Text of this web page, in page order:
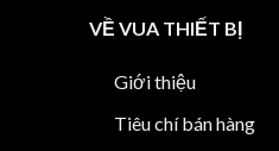
VỀ VUA THIẾT BỊ
Giới thiệu
Tiêu chí bán hàng